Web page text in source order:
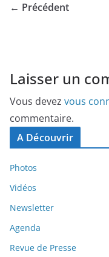
← Précédent
Laisser un
Vous devez vous
commentaire.
A Découvrir
Photos
Vidéos
Newsletter
Agenda
Revue de Presse